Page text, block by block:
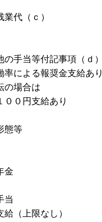
業代（ｃ）
の手当等付記事項（ｄ）
率による報奨金支給あり
の場合は
００円支給あり
態等
金
当
給（上限なし）